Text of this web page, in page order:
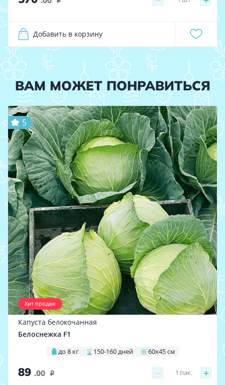
Добавить в корзину
ВАМ МОЖЕТ ПОНРАВИТЬСЯ
Хит продаж
5
Капуста белокочанная
Белоснежка F1
до 8 кг 150-160 дней 60х45 см
89 .00 i − +
1 пак.